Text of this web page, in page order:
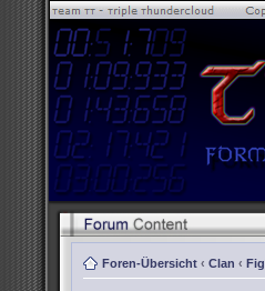
Foren-Übersicht ‹ Clan ‹